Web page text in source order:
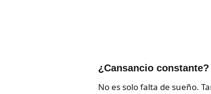
¿Cansancio
No es solo falta de sueño.